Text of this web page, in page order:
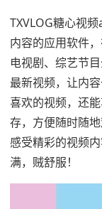
TXVLOG糖心视
内容的应用软件
电视剧、综艺节
最新视频，让内
喜欢的视频，还
存，方便随时随
感受精彩的视频
满，贼舒服！